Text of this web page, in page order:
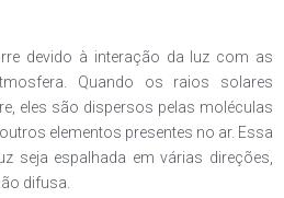
devido à interação da luz com as
Quando os raios solares
eles são dispersos pelas moléculas
elementos presentes no ar. Essa
seja espalhada em várias direções,
difusa.